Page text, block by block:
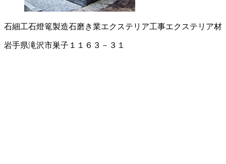
石細工石燈篭製造石磨き業エクステリア工事エクステリア材
岩手県滝沢市巣子１１６３－３１